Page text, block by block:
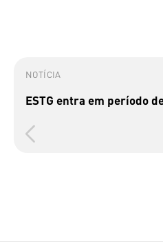
NOTÍCIA
ESTG entra em período